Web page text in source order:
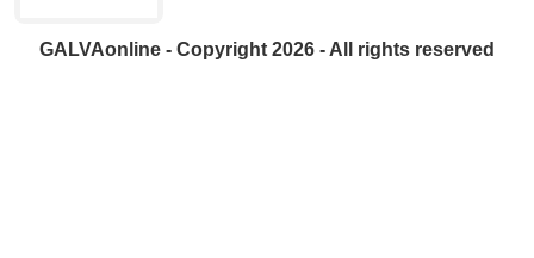
GALVAonline - Copyright 2026 - All rights reserved